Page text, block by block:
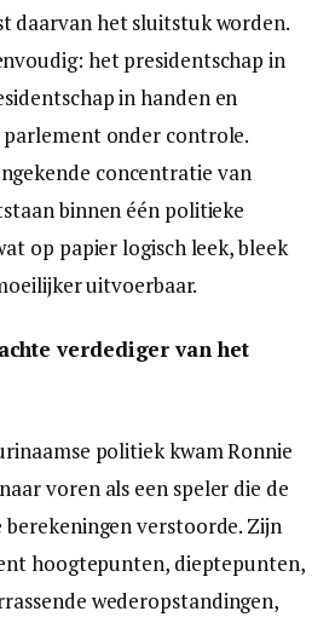
daarvan het sluitstuk worden.
het presidentschap in
in handen en
onder controle.
concentratie van
binnen één politieke
op papier logisch leek, bleek
uitvoerbaar.
verdediger van het
politiek kwam Ronnie
voren als een speler die de
verstoorde. Zijn
hoogtepunten, dieptepunten,
wederopstandingen,